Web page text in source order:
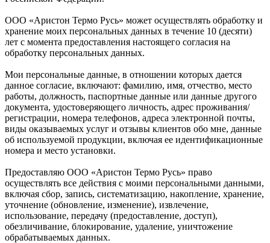
ООО «Аристон Термо Русь» может осуществлять обработку и
хранение моих персональных данных в течение 10 (десяти)
лет с момента предоставления настоящего согласия на
обработку персональных данных.
Мои персональные данные, в отношении которых дается
данное согласие, включают: фамилию, имя, отчество, место
работы, должность, паспортные данные или данные другого
документа, удостоверяющего личность, адрес проживания/
регистрации, номера телефонов, адреса электронной почты,
виды оказываемых услуг и отзывы клиентов обо мне, данные
об используемой продукции, включая ее идентификационные
номера и место установки.
Предоставляю ООО «Аристон Термо Русь» право
осуществлять все действия с моими персональными данными,
включая сбор, запись, систематизацию, накопление, хранение,
уточнение (обновление, изменение), извлечение,
использование, передачу (предоставление, доступ),
обезличивание, блокирование, удаление, уничтожение
обрабатываемых данных.